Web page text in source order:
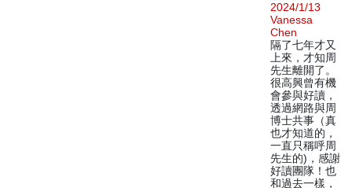
2024/1/13
Vanessa
Chen
隔了七年才又
上來，才知周
先生離開了。
很高興曾有機
會參與好讀，
透過網路與周
博士共事（真
也才知道的，
一直只稱呼周
先生的)，感謝
好讀團隊！也
和過去一樣，